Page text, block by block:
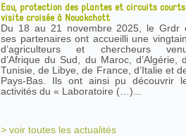
Eau, protection des plantes et circuits
visite croisée à Nouakchott
Du 18 au 21 novembre 2025, le Grdr
ses partenaires ont accueilli une
d’agriculteurs et chercheurs
d’Afrique du Sud, du Maroc, d’Algérie,
Tunisie, de Libye, de France, d’Italie et
Pays-Bas. Ils ont ainsi pu découvrir
activités du « Laboratoire (…)...
> voir toutes les actualités